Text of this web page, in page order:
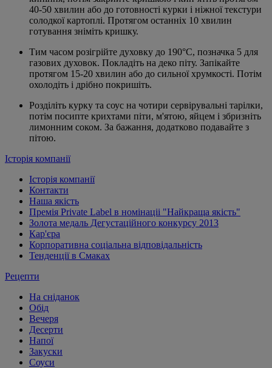
40-50 хвилин або до готовності курки і ніжної текстури
солодкої картоплі. Протягом останніх 10 хвилин
готування зніміть кришку.
Тим часом розігрійте духовку до 190°С, позначка 5 для
газових духовок. Покладіть на деко піту. Запікайте
протягом 15-20 хвилин або до сильної хрумкості. Потім
охолодіть і дрібно покришіть.
Розділіть курку та соус на чотири сервірувальні тарілки,
потім посипте крихтами піти, м'ятою, яйцем і збризніть
лимонним соком. За бажання, додатково подавайте з
пітою.
Історія компанії
Історія компанії
Контакти
Наша якість
Премія Private Label в номінаціі "Найкраща якість"
Золота медаль Дегустаційного конкурсу 2013
Кар'єра
Корпоративна соціальна відповідальність
Тенденції в Смаках
Рецепти
На сніданок
Обід
Вечеря
Десерти
Напої
Закуски
Соуси